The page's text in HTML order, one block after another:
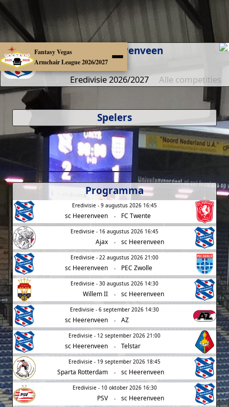
Fantasy Vegas
Armchair League 2026/2027
sc Heerenveen
Eredivisie 2026/2027 Alle competities
Spelers
Programma
Eredivisie - 9 augustus 2026 16:45
sc Heerenveen - FC Twente
Eredivisie - 16 augustus 2026 16:45
Ajax - sc Heerenveen
Eredivisie - 22 augustus 2026 21:00
sc Heerenveen - PEC Zwolle
Eredivisie - 30 augustus 2026 14:30
Willem II - sc Heerenveen
Eredivisie - 6 september 2026 14:30
sc Heerenveen - AZ
Eredivisie - 12 september 2026 21:00
sc Heerenveen - Telstar
Eredivisie - 19 september 2026 18:45
Sparta Rotterdam - sc Heerenveen
Eredivisie - 10 oktober 2026 16:30
PSV - sc Heerenveen